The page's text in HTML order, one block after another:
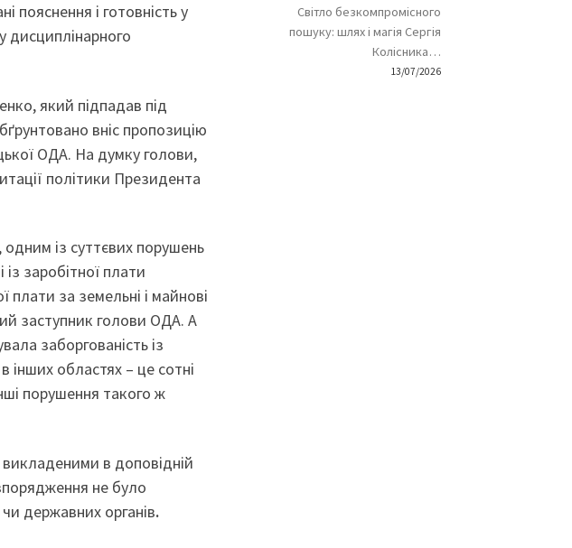
і готовність у
дисциплінарного
який підпадав під
вніс пропозицію
ОДА. На думку голови,
політики Президента
із суттєвих порушень
заробітної плати
плати за земельні і майнові
заступник голови ОДА. А
заборгованість із
інших областях – це сотні
порушення такого ж
викладеними в доповідній
не було
державних органів.
Світло безкомпромісного
пошуку: шлях і магія Сергія
Колісника…
13/07/2026